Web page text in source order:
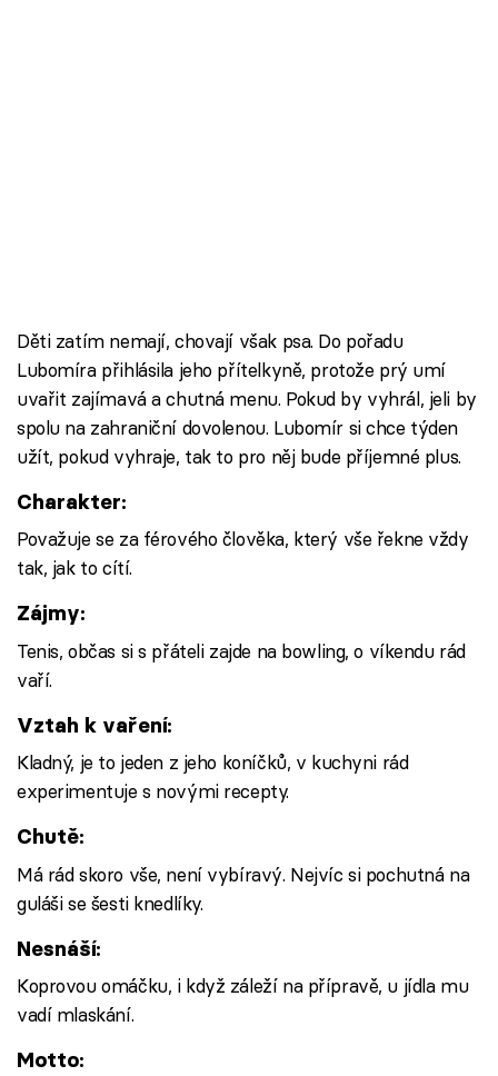
Sledujte nás
Děti zatím nemají, chovají však psa. Do pořadu
Lubomíra přihlásila jeho přítelkyně, protože prý umí
uvařit zajímavá a chutná menu. Pokud by vyhrál, jeli by
spolu na zahraniční dovolenou. Lubomír si chce týden
užít, pokud vyhraje, tak to pro něj bude příjemné plus.
Charakter:
Považuje se za férového člověka, který vše řekne vždy
tak, jak to cítí.
Zájmy:
Tenis, občas si s přáteli zajde na bowling, o víkendu rád
vaří.
Vztah k vaření:
Kladný, je to jeden z jeho koníčků, v kuchyni rád
experimentuje s novými recepty.
Chutě:
Má rád skoro vše, není vybíravý. Nejvíc si pochutná na
guláši se šesti knedlíky.
Nesnáší:
Koprovou omáčku, i když záleží na přípravě, u jídla mu
vadí mlaskání.
Motto: